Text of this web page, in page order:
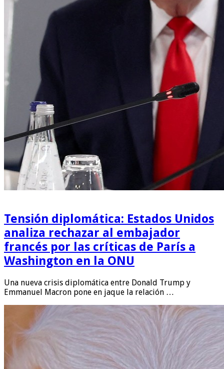
Tensión diplomática: Estados Unidos
analiza rechazar al embajador
francés por las críticas de París a
Washington en la ONU
Una nueva crisis diplomática entre Donald Trump y
Emmanuel Macron pone en jaque la relación …